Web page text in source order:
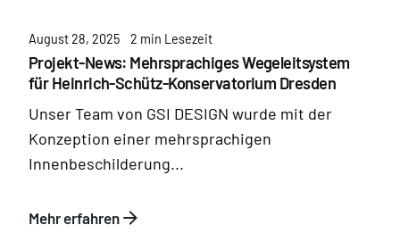
August 28, 2025 2 min Lesezeit
Projekt-News: Mehrsprachiges Wegeleitsystem
für Heinrich-Schütz-Konservatorium Dresden
Unser Team von GSI DESIGN wurde mit der
Konzeption einer mehrsprachigen
Innenbeschilderung...
Mehr erfahren